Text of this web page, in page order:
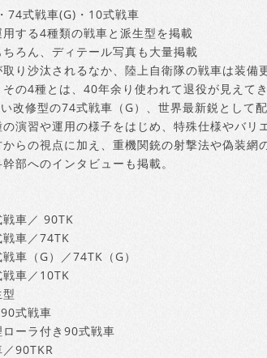
74式戦車(G)・10式戦車
する4種類の戦車と派生型を掲載
ろん、ディテール写真も大量掲載
り沙汰されるなか、陸上自衛隊の戦車は装備
の4種とは、40年余り使われて退役が見えて
改修型の74式戦車（G）、世界最新鋭として
演習や運用の様子をはじめ、特殊仕様やバリ
らの視点に加え、重機関銃の射撃法や偽装網
部へのインタビューも掲載。
車／ 90TK
車／74TK
車（G）／74TK（G）
車／10TK
式戦車
ーラ付き90式戦車
90TKR